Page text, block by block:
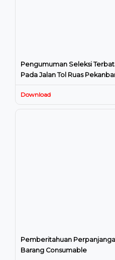
Pengumuman Seleksi
Pada Jalan Tol Ruas
Download
Pemberitahuan
Barang Consumable